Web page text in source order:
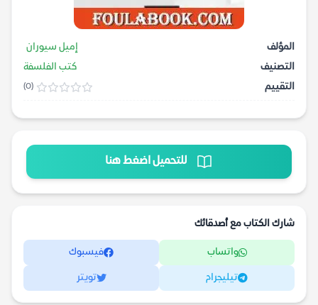
المؤلف
إميل سيوران
التصنيف
كتب الفلسفة
التقييم
(0)
للتحميل اضغط هنا
شارك الكتاب مع أصدقائك
واتساب فيسبوك
تيليجرام تويتر